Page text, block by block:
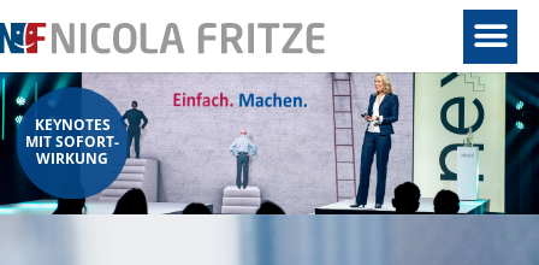
KEYNOTES
MIT SOFORT-
WIRKUNG